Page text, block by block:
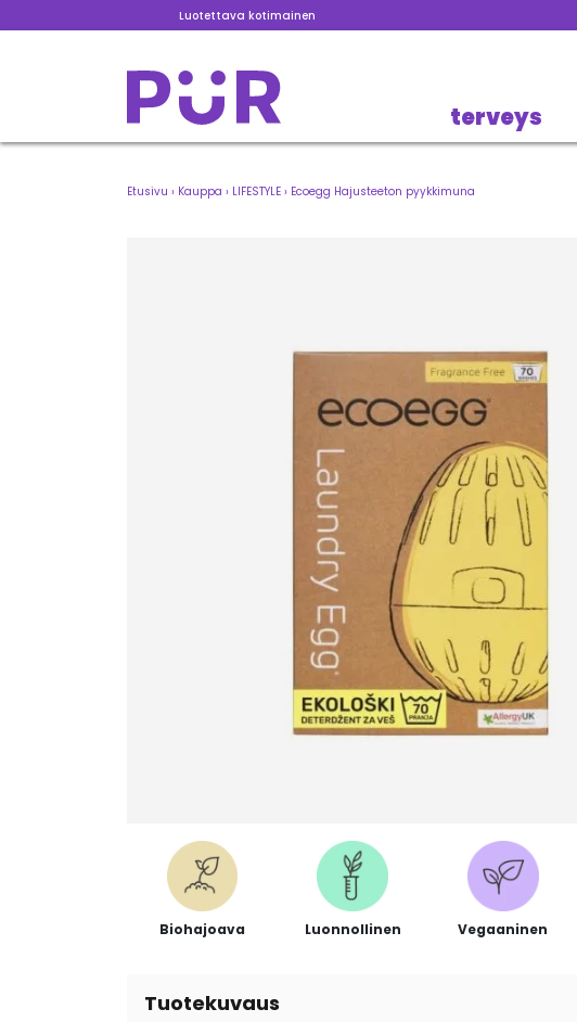
Luotettava kotimainen
terveys
Etusivu › Kauppa › LIFESTYLE › Ecoegg Hajusteeton pyykkimuna
Biohajoava Luonnollinen Vegaaninen
Tuotekuvaus